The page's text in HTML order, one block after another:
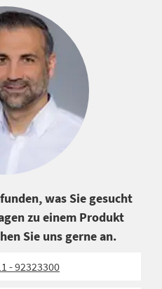
was Sie gesucht
zu einem Produkt
Sie uns gerne an.
- 92323300